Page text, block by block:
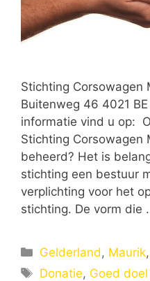
Stichting Corsowagen
Buitenweg 46 4021
informatie vind u op:
Stichting Corsowagen
beheerd? Het is
stichting een bestuur
verplichting voor het
stichting. De vorm die
Categorieën
Gelderland , Maurik,
Tags
Donatie, Goed doel